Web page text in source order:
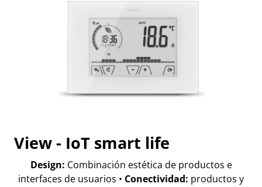
View - IoT smart life
Design: Combinación estética de productos e
interfaces de usuarios • Conectividad: productos y